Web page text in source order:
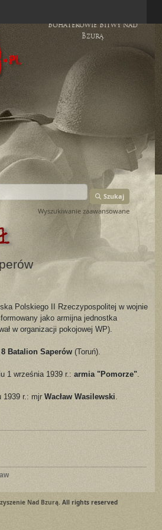
Bohaterowie Bitwy nad
Bzurą
Szukaj
Wyszukiwanie zaawansowane
Polskiego II Rzeczypospolitej w wojnie
jako armijna jednostka
w organizacji pokojowej WP).
8 Batalion Saperów (Toruń).
1 września 1939 r.: armia "Pomorze".
1939 r.: mjr Wacław Wasilewski.
Nad Bzurą. All rights reserved